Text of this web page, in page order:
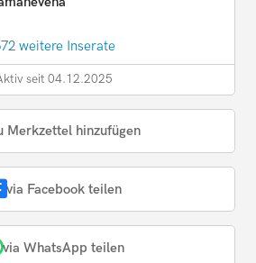
weitere Inserate
seit 04.12.2025
Merkzettel hinzufügen
via Facebook teilen
via WhatsApp teilen